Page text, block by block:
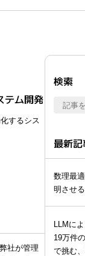
テム開発
するシス
社が管理
検索
最新
数理最
明させる
LLMに
19万件
で挑む